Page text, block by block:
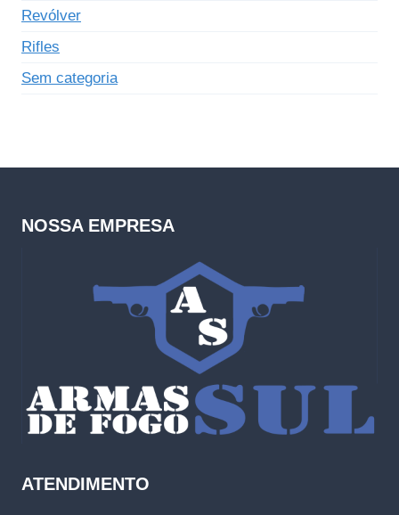
Revólver
Rifles
Sem categoria
NOSSA EMPRESA
ATENDIMENTO